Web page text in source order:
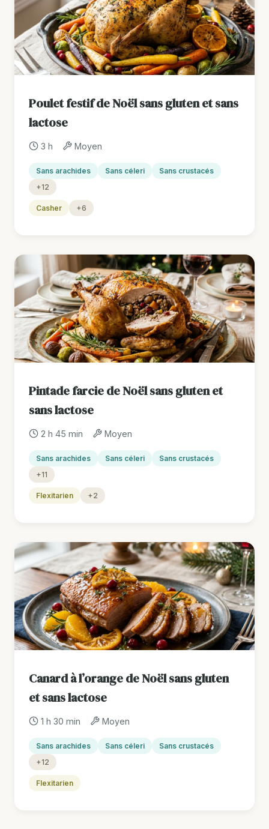
Poulet festif de Noël sans gluten et sans
lactose
3 h Moyen
Sans arachides Sans céleri
Sans crustacés
+12
Casher +6
Pintade farcie de Noël sans gluten et
sans lactose
2 h 45 min Moyen
Sans arachides Sans céleri
Sans crustacés
+11
Flexitarien +2
Canard à l’orange de Noël sans gluten
et sans lactose
1 h 30 min Moyen
Sans arachides Sans céleri
Sans crustacés
+12
Flexitarien